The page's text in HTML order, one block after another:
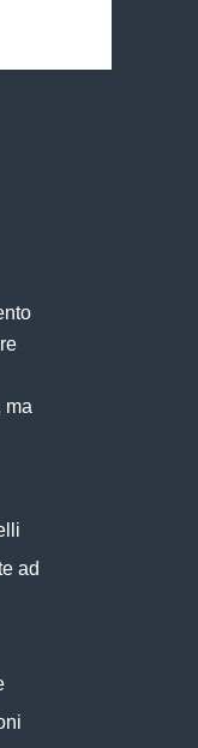
ma
ad